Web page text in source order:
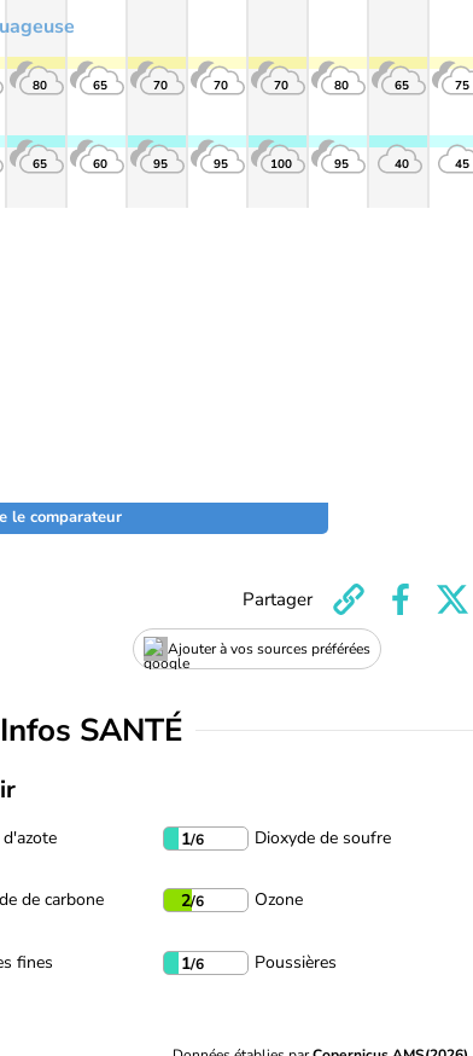
80
65
65
60
70
95
70
95
70
100
80
95
65
40
75
45
le comparateur
Ajouter à vos sources préférées
Partager
Infos SANTÉ
1/6 Dioxyde de soufre
de carbone 2/6 Ozone
fines 1/6 Poussières